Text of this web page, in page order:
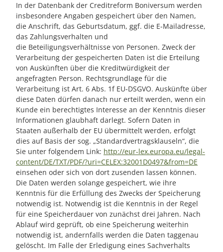
In der Datenbank der Creditreform Boniversum werden
insbesondere Angaben gespeichert über den Namen,
die Anschrift, das Geburtsdatum, ggf. die E-Mailadresse,
das Zahlungsverhalten und
die Beteiligungsverhältnisse von Personen. Zweck der
Verarbeitung der gespeicherten Daten ist die Erteilung
von Auskünften über die Kreditwürdigkeit der
angefragten Person. Rechtsgrundlage für die
Verarbeitung ist Art. 6 Abs. 1f EU-DSGVO. Auskünfte über
diese Daten dürfen danach nur erteilt werden, wenn ein
Kunde ein berechtigtes Interesse an der Kenntnis dieser
Informationen glaubhaft darlegt. Sofern Daten in
Staaten außerhalb der EU übermittelt werden, erfolgt
dies auf Basis der sog. „Standardvertragsklauseln“, die
Sie unter folgendem Link: http://eur-lex.europa.eu/legal-
content/DE/TXT/PDF/?uri=CELEX:32001D0497&from=DE
einsehen oder sich von dort zusenden lassen können.
Die Daten werden solange gespeichert, wie ihre
Kenntnis für die Erfüllung des Zwecks der Speicherung
notwendig ist. Notwendig ist die Kenntnis in der Regel
für eine Speicherdauer von zunächst drei Jahren. Nach
Ablauf wird geprüft, ob eine Speicherung weiterhin
notwendig ist, andernfalls werden die Daten taggenau
gelöscht. Im Falle der Erledigung eines Sachverhalts